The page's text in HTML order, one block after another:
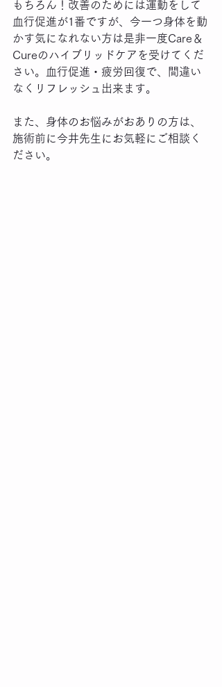
もちろん！改善のためには運動をして
血行促進が1番ですが、今一つ身体を動
かす気になれない方は是非一度Care＆
Cureのハイブリッドケアを受けてくだ
さい。血行促進・疲労回復で、間違い
なくリフレッシュ出来ます。
また、身体のお悩みがおありの方は、
施術前に今井先生にお気軽にご相談く
ださい。